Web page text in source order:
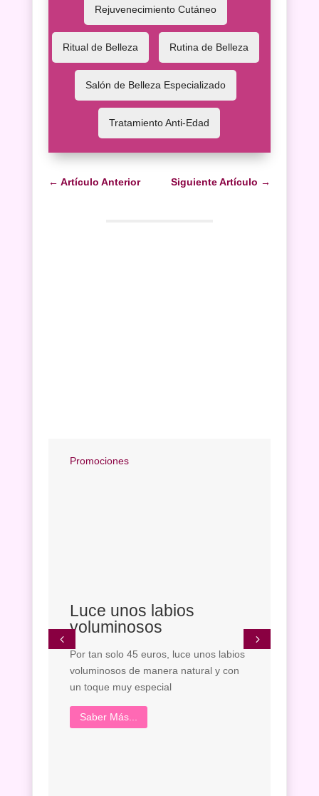
Rejuvenecimiento Cutáneo
Ritual de Belleza Rutina de Belleza
Salón de Belleza Especializado
Tratamiento Anti-Edad
←Artículo Anterior Siguiente Artículo →
Promociones
Luce unos labios
voluminosos
Por tan solo 45 euros, luce unos labios
voluminosos de manera natural y con
un toque muy especial
Saber Más...